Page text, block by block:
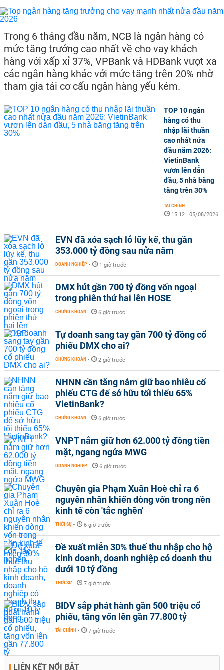
Trong 6 tháng đầu năm, NCB là ngân hàng có
mức tăng trưởng cao nhất về cho vay khách
hàng với xấp xỉ 37%, VPBank và HDBank vượt xa
các ngân hàng khác với mức tăng trên 20% nhờ
tham gia tái cơ cấu ngân hàng yếu kém.
TOP 10 ngân
hàng có thu
nhập lãi thuần
cao nhất nửa
đầu năm 2026:
VietinBank
vươn lên dẫn
đầu, 5 nhà băng
tăng trên 30%
TÀI CHÍNH -
15:12 | 05/08/2026
EVN đã xóa sạch lỗ lũy kế, thu gần
353.000 tỷ đồng sau nửa năm
DOANH NGHIỆP - 1 giờ trước
DMX hút gần 700 tỷ đồng vốn ngoại
trong phiên thứ hai lên HOSE
CHỨNG KHOÁN - 6 giờ trước
Tự doanh sang tay gần 700 tỷ đồng cổ
phiếu DMX cho ai?
CHỨNG KHOÁN - 2 giờ trước
NHNN cần tăng nắm giữ bao nhiêu cổ
phiếu CTG để sở hữu tối thiểu 65%
VietinBank?
CHỨNG KHOÁN - 6 giờ trước
VNPT nắm giữ hơn 62.000 tỷ đồng tiền
mặt, ngang ngửa MWG
DOANH NGHIỆP - 6 giờ trước
Chuyên gia Phạm Xuân Hoè chỉ ra 6
nguyên nhân khiến dòng vốn trong nền
kinh tế còn 'tắc nghẽn'
THỜI SỰ - 6 giờ trước
Đề xuất miễn 30% thuế thu nhập cho hộ
kinh doanh, doanh nghiệp có doanh thu
dưới 10 tỷ đồng
THỜI SỰ - 7 giờ trước
BIDV sắp phát hành gần 500 triệu cổ
phiếu, tăng vốn lên gần 77.800 tỷ
TÀI CHÍNH - 7 giờ trước
LIÊN KẾT NỔI BẬT